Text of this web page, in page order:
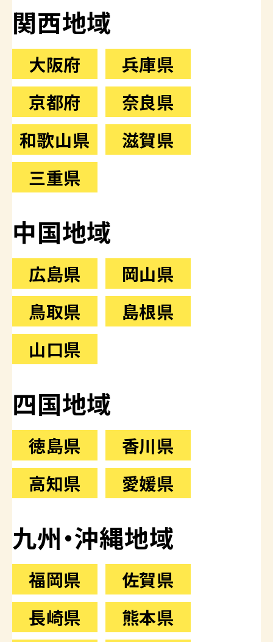
関西地域
大阪府
兵庫県
京都府
奈良県
和歌山県
滋賀県
三重県
中国地域
広島県
岡山県
鳥取県
島根県
山口県
四国地域
徳島県
香川県
高知県
愛媛県
九州・沖縄地域
福岡県
佐賀県
長崎県
熊本県